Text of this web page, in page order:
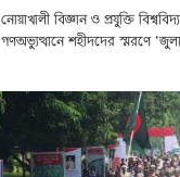
নোয়াখালী বিজ্ঞান ও প্রযুক্তি
গণঅভ্যুত্থানে শহীদদের স্মরণে